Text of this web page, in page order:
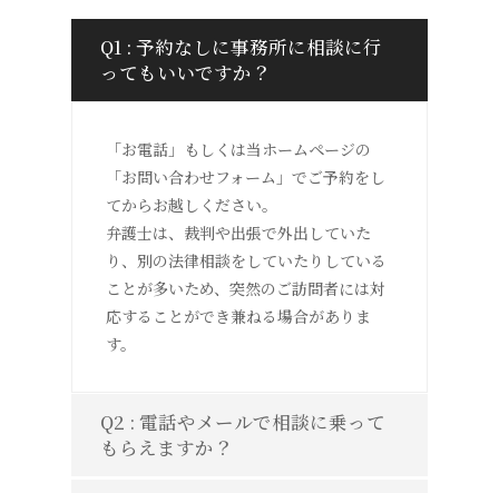
Q1 : 予約なしに事務所に相談に行
ってもいいですか？
「お電話」もしくは当ホームページの
「お問い合わせフォーム」でご予約をし
てからお越しください。
弁護士は、裁判や出張で外出していた
り、別の法律相談をしていたりしている
ことが多いため、突然のご訪問者には対
応することができ兼ねる場合がありま
す。
Q2 : 電話やメールで相談に乗って
もらえますか？